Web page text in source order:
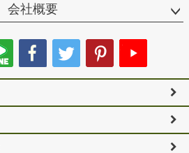
会社概要